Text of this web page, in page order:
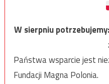
W sierpniu potrzebujemy:
Państwa wsparcie jest
Fundacji Magna Polonia.